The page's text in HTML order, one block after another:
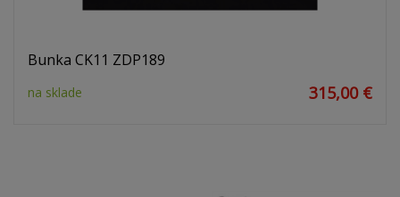
Bunka CK11 ZDP189
na sklade 315,00 €